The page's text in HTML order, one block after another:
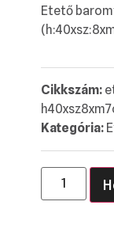
Etető
Cikkszám:
Kategória: